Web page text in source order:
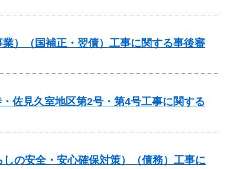
）（国補正・翌債）工事に関する事後審
佐見久室地区第2号・第4号工事に関する
の安全・安心確保対策）（債務）工事に